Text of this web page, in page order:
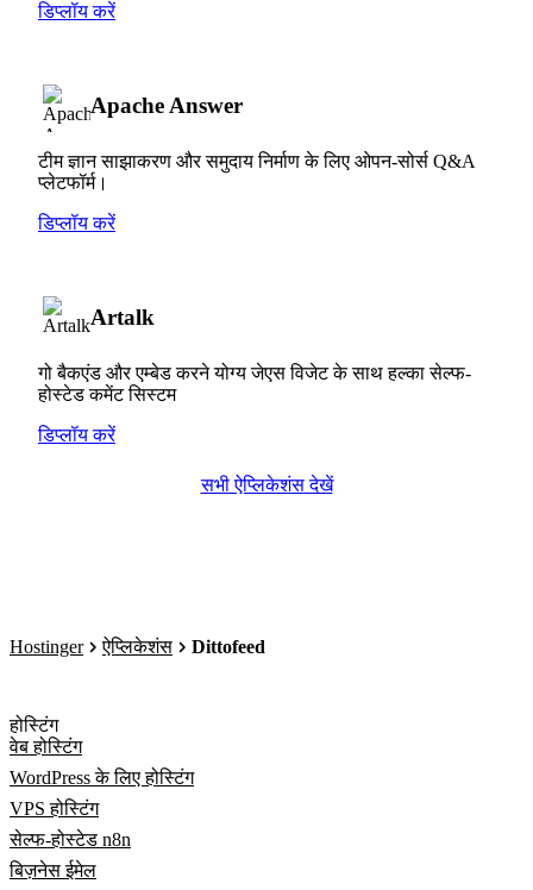
डिप्लॉय करें
Apache Answer
टीम ज्ञान साझाकरण और समुदाय निर्माण के लिए ओपन-सोर्स Q&A
प्लेटफॉर्म।
डिप्लॉय करें
Artalk
गो बैकएंड और एम्बेड करने योग्य जेएस विजेट के साथ हल्का सेल्फ-
होस्टेड कमेंट सिस्टम
डिप्लॉय करें
सभी ऐप्लिकेशंस देखें
Hostinger ऐप्लिकेशंस Dittofeed
होस्टिंग
वेब होस्टिंग
WordPress के लिए होस्टिंग
VPS होस्टिंग
सेल्फ-होस्टेड n8n
बिज़नेस ईमेल